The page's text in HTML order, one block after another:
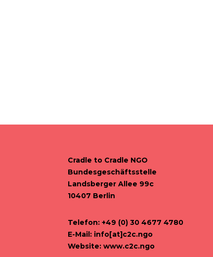
Cradle to Cradle NGO
Bundesgeschäftsstelle
Landsberger Allee 99c
10407 Berlin
Telefon: +49 (0) 30 4677 4780
E-Mail: info[at]c2c.ngo
Website: www.c2c.ngo